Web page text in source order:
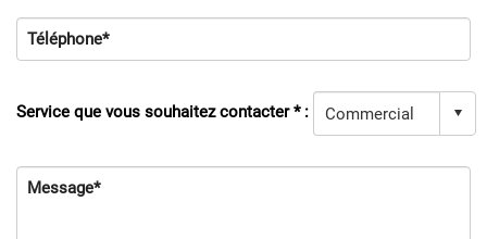
Téléphone*
Service que vous souhaitez contacter * :
Message*